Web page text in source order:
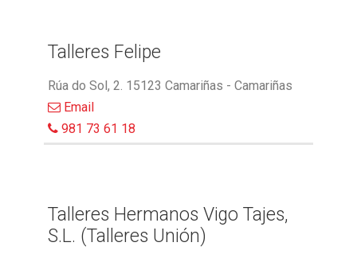
Talleres Felipe
Rúa do Sol, 2. 15123 Camariñas - Camariñas
Email
981 73 61 18
Talleres Hermanos Vigo Tajes,
S.L. (Talleres Unión)